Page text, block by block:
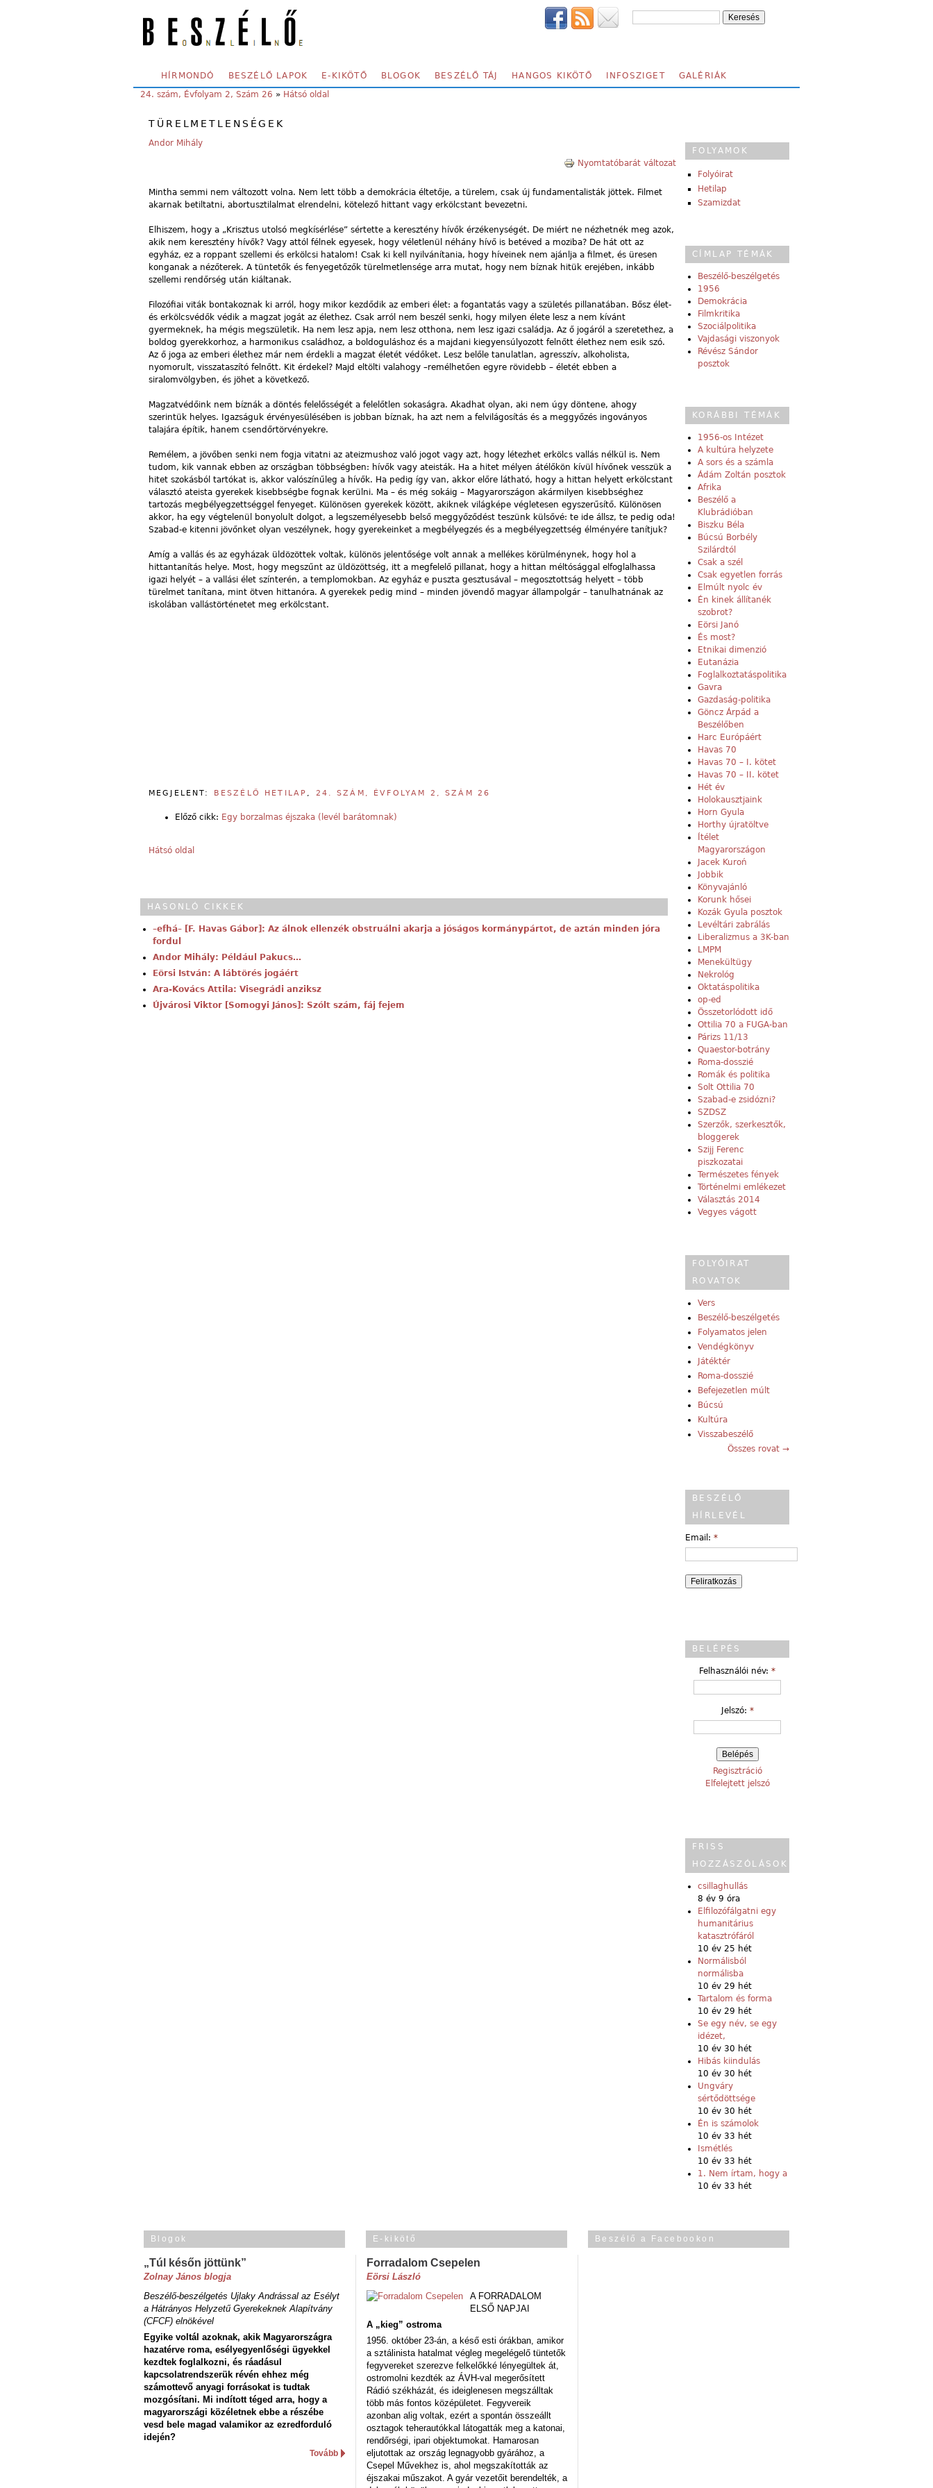
SECONDARY MENU
HÍRMONDÓ BESZÉLŐ LAPOK E-KIKÖTŐ BLOGOK BESZÉLŐ TÁJ HANGOS KIKÖTŐ INFOSZIGET GALÉRIÁK
YOU ARE HERE:
24. szám, Évfolyam 2, Szám 26 » Hátsó oldal
TÜRELMETLENSÉGEK
Andor Mihály
Nyomtatóbarát változat
Mintha semmi nem változott volna. Nem lett több a demokrácia éltetője, a türelem, csak új fundamentalisták jöttek. Filmet
akarnak betiltatni, abortusztilalmat elrendelni, kötelező hittant vagy erkölcstant bevezetni.
Elhiszem, hogy a „Krisztus utolsó megkísérlése” sértette a keresztény hívők érzékenységét. De miért ne nézhetnék meg azok,
akik nem keresztény hívők? Vagy attól félnek egyesek, hogy véletlenül néhány hívő is betéved a moziba? De hát ott az
egyház, ez a roppant szellemi és erkölcsi hatalom! Csak ki kell nyilvánítania, hogy híveinek nem ajánlja a filmet, és üresen
konganak a nézőterek. A tüntetők és fenyegetőzők türelmetlensége arra mutat, hogy nem bíznak hitük erejében, inkább
szellemi rendőrség után kiáltanak.
Filozófiai viták bontakoznak ki arról, hogy mikor kezdődik az emberi élet: a fogantatás vagy a születés pillanatában. Bősz élet-
és erkölcsvédők védik a magzat jogát az élethez. Csak arról nem beszél senki, hogy milyen élete lesz a nem kívánt
gyermeknek, ha mégis megszületik. Ha nem lesz apja, nem lesz otthona, nem lesz igazi családja. Az ő jogáról a szeretethez, a
boldog gyerekkorhoz, a harmonikus családhoz, a boldoguláshoz és a majdani kiegyensúlyozott felnőtt élethez nem esik szó.
Az ő joga az emberi élethez már nem érdekli a magzat életét védőket. Lesz belőle tanulatlan, agresszív, alkoholista,
nyomorult, visszataszító felnőtt. Kit érdekel? Majd eltölti valahogy –remélhetően egyre rövidebb – életét ebben a
siralomvölgyben, és jöhet a következő.
Magzatvédőink nem bíznák a döntés felelősségét a felelőtlen sokaságra. Akadhat olyan, aki nem úgy döntene, ahogy
szerintük helyes. Igazságuk érvényesülésében is jobban bíznak, ha azt nem a felvilágosítás és a meggyőzés ingoványos
talajára építik, hanem csendőrtörvényekre.
Remélem, a jövőben senki nem fogja vitatni az ateizmushoz való jogot vagy azt, hogy létezhet erkölcs vallás nélkül is. Nem
tudom, kik vannak ebben az országban többségben: hívők vagy ateisták. Ha a hitet mélyen átélőkön kívül hívőnek vesszük a
hitet szokásból tartókat is, akkor valószínűleg a hívők. Ha pedig így van, akkor előre látható, hogy a hittan helyett erkölcstant
választó ateista gyerekek kisebbségbe fognak kerülni. Ma – és még sokáig – Magyarországon akármilyen kisebbséghez
tartozás megbélyegzettséggel fenyeget. Különösen gyerekek között, akiknek világképe végletesen egyszerűsítő. Különösen
akkor, ha egy végtelenül bonyolult dolgot, a legszemélyesebb belső meggyőződést teszünk külsővé: te ide állsz, te pedig oda!
Szabad-e kitenni jövőnket olyan veszélynek, hogy gyerekeinket a megbélyegzés és a megbélyegzettség élményére tanítjuk?
Amíg a vallás és az egyházak üldözöttek voltak, különös jelentősége volt annak a mellékes körülménynek, hogy hol a
hittantanítás helye. Most, hogy megszűnt az üldözöttség, itt a megfelelő pillanat, hogy a hittan méltósággal elfoglalhassa
igazi helyét – a vallási élet színterén, a templomokban. Az egyház e puszta gesztusával – megosztottság helyett – több
türelmet tanítana, mint ötven hittanóra. A gyerekek pedig mind – minden jövendő magyar állampolgár – tanulhatnának az
iskolában vallástörténetet meg erkölcstant.
MEGJELENT: BESZÉLŐ HETILAP 24. SZÁM, ÉVFOLYAM 2, SZÁM 26
Előző cikk: Egy borzalmas éjszaka (levél barátomnak)
Hátsó oldal
HASONLÓ CIKKEK
–efhá– [F. Havas Gábor]: Az álnok ellenzék obstruálni akarja a jóságos kormánypártot, de aztán minden jóra
fordul
Andor Mihály: Például Pakucs…
Eörsi István: A lábtörés jogáért
Ara-Kovács Attila: Visegrádi anziksz
Újvárosi Viktor [Somogyi János]: Szólt szám, fáj fejem
FOLYAMOK
Folyóirat
Hetilap
Szamizdat
CÍMLAP TÉMÁK
Beszélő-beszélgetés
1956
Demokrácia
Filmkritika
Szociálpolitika
Vajdasági viszonyok
Révész Sándor
posztok
KORÁBBI TÉMÁK
1956-os Intézet
A kultúra helyzete
A sors és a számla
Ádám Zoltán posztok
Afrika
Beszélő a
Klubrádióban
Biszku Béla
Búcsú Borbély
Szilárdtól
Csak a szél
Csak egyetlen forrás
Elmúlt nyolc év
Én kinek állítanék
szobrot?
Eörsi Janó
És most?
Etnikai dimenzió
Eutanázia
Foglalkoztatáspolitika
Gavra
Gazdaság-politika
Göncz Árpád a
Beszélőben
Harc Európáért
Havas 70
Havas 70 – I. kötet
Havas 70 – II. kötet
Hét év
Holokausztjaink
Horn Gyula
Horthy újratöltve
Ítélet
Magyarországon
Jacek Kuroń
Jobbik
Könyvajánló
Korunk hősei
Kozák Gyula posztok
Levéltári zabrálás
Liberalizmus a 3K-ban
LMPM
Menekültügy
Nekrológ
Oktatáspolitika
op-ed
Összetorlódott idő
Ottilia 70 a FUGA-ban
Párizs 11/13
Quaestor-botrány
Roma-dosszié
Romák és politika
Solt Ottilia 70
Szabad-e zsidózni?
SZDSZ
Szerzők, szerkesztők,
bloggerek
Szijj Ferenc
piszkozatai
Természetes fények
Történelmi emlékezet
Választás 2014
Vegyes vágott
FOLYÓIRAT
ROVATOK
Vers
Beszélő-beszélgetés
Folyamatos jelen
Vendégkönyv
Játéktér
Roma-dosszié
Befejezetlen múlt
Búcsú
Kultúra
Visszabeszélő
Összes rovat →
BESZÉLŐ
HÍRLEVÉL
Email: *
BELÉPÉS
Felhasználói név: *
Jelszó: *
Regisztráció
Elfelejtett jelszó
FRISS
HOZZÁSZÓLÁSOK
csillaghullás
8 év 9 óra
Elfilozófálgatni egy
humanitárius
katasztrófáról
10 év 25 hét
Normálisból
normálisba
10 év 29 hét
Tartalom és forma
10 év 29 hét
Se egy név, se egy
idézet,
10 év 30 hét
Hibás kiindulás
10 év 30 hét
Ungváry
sértődöttsége
10 év 30 hét
Én is számolok
10 év 33 hét
Ismétlés
10 év 33 hét
1. Nem írtam, hogy a
10 év 33 hét
Blogok
„Túl későn jöttünk”
Zolnay János blogja
Beszélő-beszélgetés Ujlaky Andrással az Esélyt
a Hátrányos Helyzetű Gyerekeknek Alapítvány
(CFCF) elnökével
Egyike voltál azoknak, akik Magyarországra
hazatérve roma, esélyegyenlőségi ügyekkel
kezdtek foglalkozni, és ráadásul
kapcsolatrendszerük révén ehhez még
számottevő anyagi forrásokat is tudtak
mozgósítani. Mi indított téged arra, hogy a
magyarországi közéletnek ebbe a részébe
vesd bele magad valamikor az ezredforduló
idején?
Tovább
E-kikötő
Forradalom Csepelen
Eörsi László
A FORRADALOM
ELSŐ NAPJAI
A „kieg” ostroma
1956. október 23-án, a késő esti órákban, amikor
a sztálinista hatalmat végleg megelégelő tüntetők
fegyvereket szerezve felkelőkké lényegültek át,
ostromolni kezdték az ÁVH-val megerősített
Rádió székházát, és ideiglenesen megszálltak
több más fontos középületet. Fegyvereik
azonban alig voltak, ezért a spontán összeállt
osztagok teherautókkal látogatták meg a katonai,
rendőrségi, ipari objektumokat. Hamarosan
eljutottak az ország legnagyobb gyárához, a
Csepel Művekhez is, ahol megszakították az
éjszakai műszakot. A gyár vezetőit berendelték, a
Beszélő a Facebookon